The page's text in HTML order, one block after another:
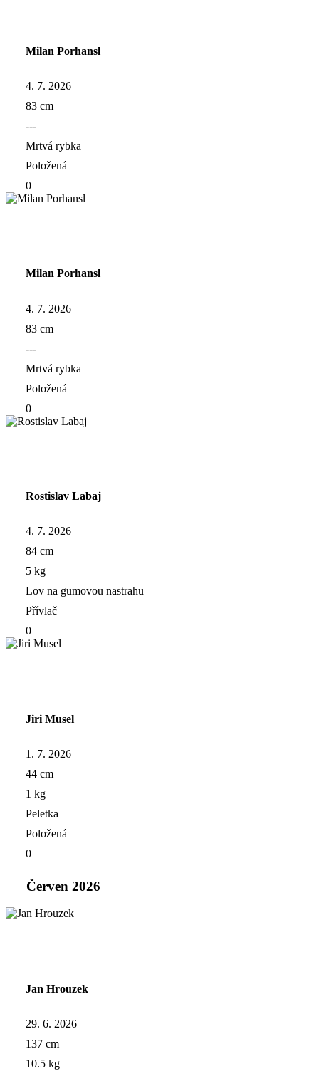
Milan Porhansl
4. 7. 2026
83 cm
---
Mrtvá rybka
Položená
0
Milan Porhansl
4. 7. 2026
83 cm
---
Mrtvá rybka
Položená
0
Rostislav Labaj
4. 7. 2026
84 cm
5 kg
Lov na gumovou nastrahu
Přívlač
0
Jiri Musel
1. 7. 2026
44 cm
1 kg
Peletka
Položená
0
Červen 2026
Jan Hrouzek
29. 6. 2026
137 cm
10.5 kg